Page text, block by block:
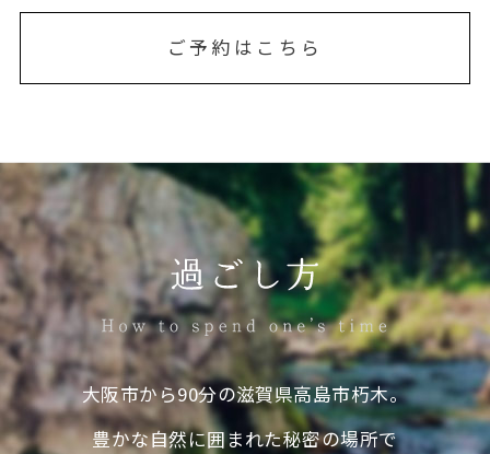
ご 予 約 は こ ち ら
⼤阪市から90分の滋賀県⾼島市朽⽊。
豊かな⾃然に囲まれた秘密の場所で